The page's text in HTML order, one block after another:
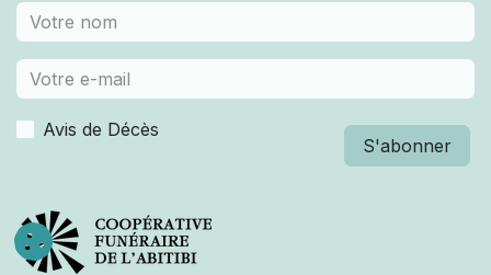
Avis de Décès
S'abonner